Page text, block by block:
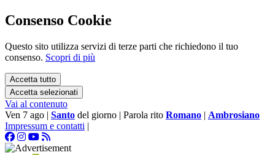
Consenso Cookie
Questo sito utilizza servizi di terze parti che richiedono il tuo
consenso. Scopri di più
Accetta tutto
Accetta selezionati
Vai al contenuto
Ven 7 ago | Santo del giorno | Parola rito Romano | Ambrosiano
Impressum e contatti |